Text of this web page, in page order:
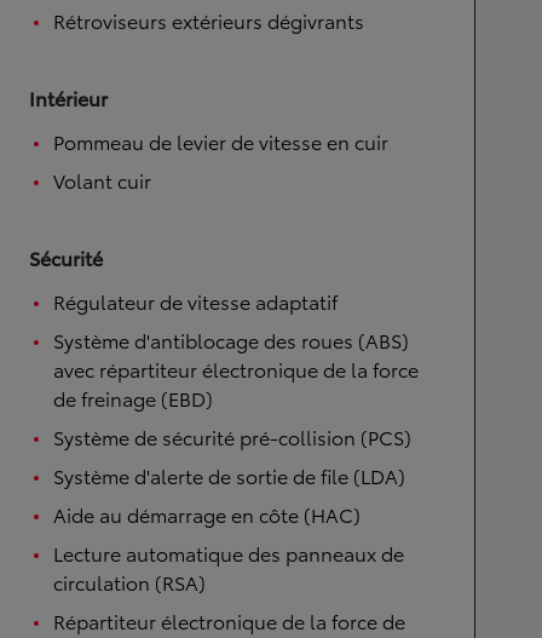
Rétroviseurs extérieurs dégivrants
Intérieur
Pommeau de levier de vitesse en cuir
Volant cuir
Sécurité
Régulateur de vitesse adaptatif
Système d'antiblocage des roues (ABS)
avec répartiteur électronique de la force
de freinage (EBD)
Système de sécurité pré-collision (PCS)
Système d'alerte de sortie de file (LDA)
Aide au démarrage en côte (HAC)
Lecture automatique des panneaux de
circulation (RSA)
Répartiteur électronique de la force de